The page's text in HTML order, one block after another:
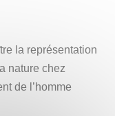
la représentation
nature chez
de l’homme